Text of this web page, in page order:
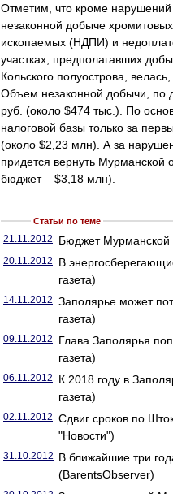
Отметим, что кроме
незаконной добыче
ископаемых (НДПИ) и
участках, предполагавших
Кольского полуострова,
Объем незаконной добычи, по
руб. (около $474 тыс.). По
налоговой базы только за
(около $2,23 млн). А за
придется вернуть
бюджет – $3,18 млн).
Статьи по теме
21.11.2012 Бюджет Мурманской
20.11.2012
В
газета)
14.11.2012 Заполярье может
газета)
09.11.2012
Глава Заполярья
газета)
06.11.2012
К 2018 году в
газета)
02.11.2012 Сдвиг сроков по
"Новости")
31.10.2012 В ближайшие три
(BarentsObserver)